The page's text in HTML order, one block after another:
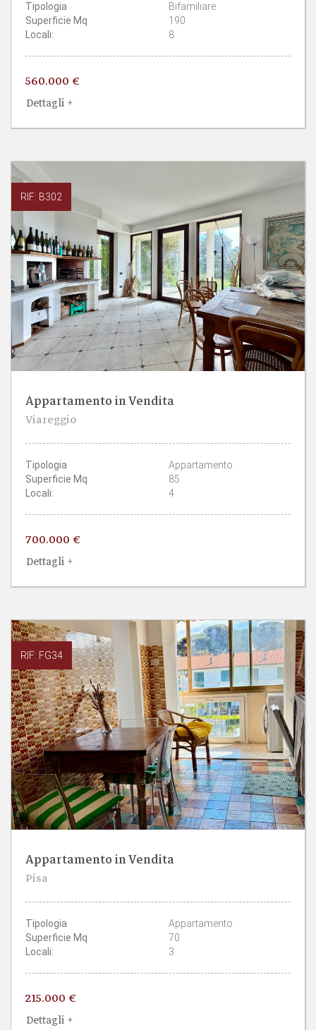
Tipologia
Bifamiliare
Superficie Mq
190
Locali:
8
560.000 €
Dettagli +
RIF: B302
Appartamento in Vendita
Viareggio
Tipologia
Appartamento
Superficie Mq
85
Locali:
4
700.000 €
Dettagli +
RIF: FG34
Appartamento in Vendita
Pisa
Tipologia
Appartamento
Superficie Mq
70
Locali:
3
215.000 €
Dettagli +